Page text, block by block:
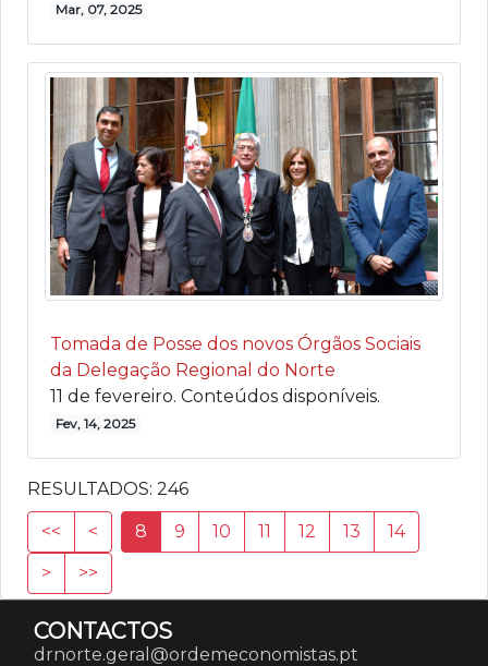
Mar, 07, 2025
Tomada de Posse dos novos Órgãos Sociais
da Delegação Regional do Norte
11 de fevereiro. Conteúdos disponíveis.
Fev, 14, 2025
RESULTADOS: 246
<< < 8 9 10 11 12 13
14
>
>>
CONTACTOS
drnorte.geral@ordemeconomistas.pt